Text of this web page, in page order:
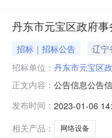
丹东市元宝区政府
招标｜招标公告
辽宁
招标单位： 丹东市元宝区
正文内容： 公告信息公告
做好新型冠状
果公示如下：一
发布时间： 2023-01-06
相关产品：
网络设备